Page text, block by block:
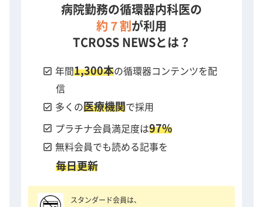
病院勤務の循環器内科医の
約７割 が利用
TCROSS NEWSとは？
check_box 年間1,300本の循環器コンテンツを配
信
check_box 多くの医療機関で採用
check_box プラチナ会員満足度は97%
check_box 無料会員でも読める記事を
毎日更新
スタンダード会員は、